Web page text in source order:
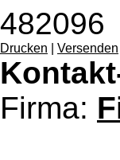
482096
Drucken Versenden
Firma: